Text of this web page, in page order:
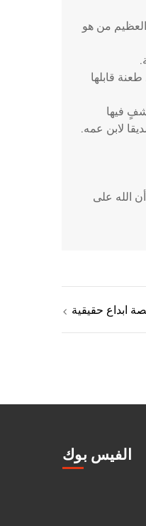
من هو
قابلها
فيها
لابن عمه.
الله على
ابداع حقيقية
الفيس بوك